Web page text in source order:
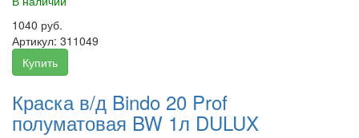
1040 руб.
Артикул: 311049
Купить
Краска в/д Bindo 20 Prof
полуматовая BW 1л DULUX